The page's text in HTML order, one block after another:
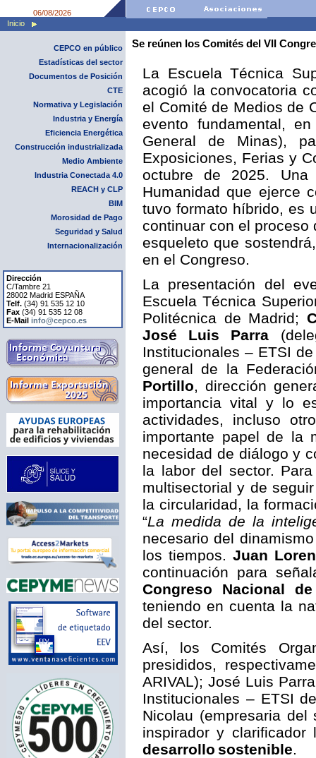
06/08/2026
Inicio
CEPCO en público
Estadísticas del sector
Documentos de Posición
CTE
Normativa y Legislación
Industria y Energía
Eficiencia Energética
Construcción industrializada
Medio Ambiente
Industria Conectada 4.0
REACH y CLP
BIM
Morosidad de Pago
Seguridad y Salud
Internacionalización
Dirección
C/Tambre 21
28002 Madrid ESPAÑA
Telf. (34) 91 535 12 10
Fax (34) 91 535 12 08
E-Mail info@cepco.es
Se reúnen los Comités del VII
La Escuela Técnica
acogió la convocatoria
el Comité de Medios de
evento fundamental,
General de Minas),
Exposiciones, Ferias y
octubre de 2025. Una
Humanidad que ejerce
tuvo formato híbrido, es
continuar con el proceso
esqueleto que
en el Congreso.
La presentación del
Escuela Técnica
Politécnica de Madrid;
José Luis Parra
Institucionales – ETSI
general de la
Portillo, dirección
importancia vital y lo
actividades, incluso
importante papel de la
necesidad de diálogo y
la labor del sector.
multisectorial y de
la circularidad, la
“La medida de la
necesario del
los tiempos. Juan
continuación para
Congreso Nacional
teniendo en cuenta la
del sector.
Así, los Comités
presididos,
ARIVAL); José Luis
Institucionales – ETSI
Nicolau (empresaria
inspirador y clarificador
desarrollo sostenible.